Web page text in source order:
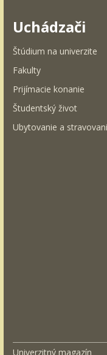
Uchádzači
Štúdium na univerzite
Fakulty
Prijímacie konanie
Študentský život
Ubytovanie a
Univerzitný magazín